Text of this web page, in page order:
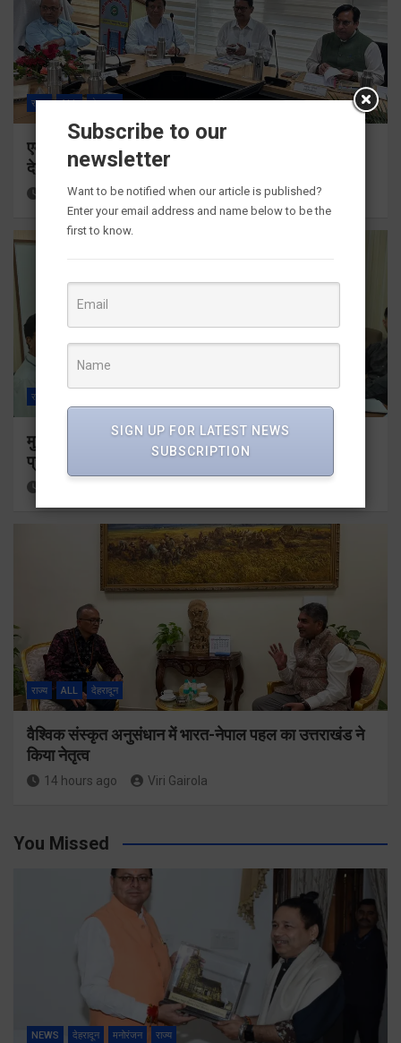
राज्य ALL देहरादून
एमडीडीए बोर्ड बैठक में 25 विकास प्रस्तावों को मिली मंजूरी,
देहरादून-मसूरी के नियोजित विकास को मिलेगी रफ्तार
11 hours ago Viri Gairola
राज्य
मुख्यमंत्री के दिशा-निर्देशों में पीएम आवास योजना (शहरी) की
प्रगति की हुई समीक्षा
राज्य ALL देहरादून
वैश्विक संस्कृत अनुसंधान में भारत-नेपाल पहल का उत्तराखंड ने
किया नेतृत्व
14 hours ago Viri Gairola
You Missed
NEWS देहरादून मनोरंजन राज्य
Subscribe to our
newsletter
Want to be notified when our article is published?
Enter your email address and name below to be the
first to know.
SIGN UP FOR LATEST NEWS
SUBSCRIPTION